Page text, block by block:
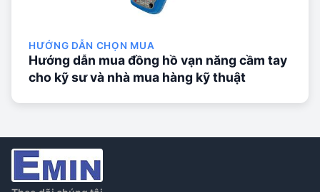
HƯỚNG DẪN CHỌN MUA
Hướng dẫn mua đồng hồ vạn năng cầm tay
cho kỹ sư và nhà mua hàng kỹ thuật